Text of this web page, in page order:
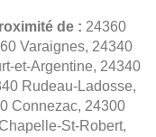
de : 24360
Varaignes, 24340
et-Argentine, 24340
Rudeau-Ladosse,
Connezac, 24300
St-Robert,